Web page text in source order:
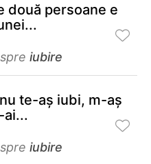
două persoane e
iubire
te-aş iubi, m-aş
ai...
iubire